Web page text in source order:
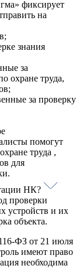
фиксирует
на
знания
за
охране труда,
за проверку
помогут
труда ,
для
НК?
проверки
устройств и их
объекта.
ФЗ от 21 июля
имеют право
необходима